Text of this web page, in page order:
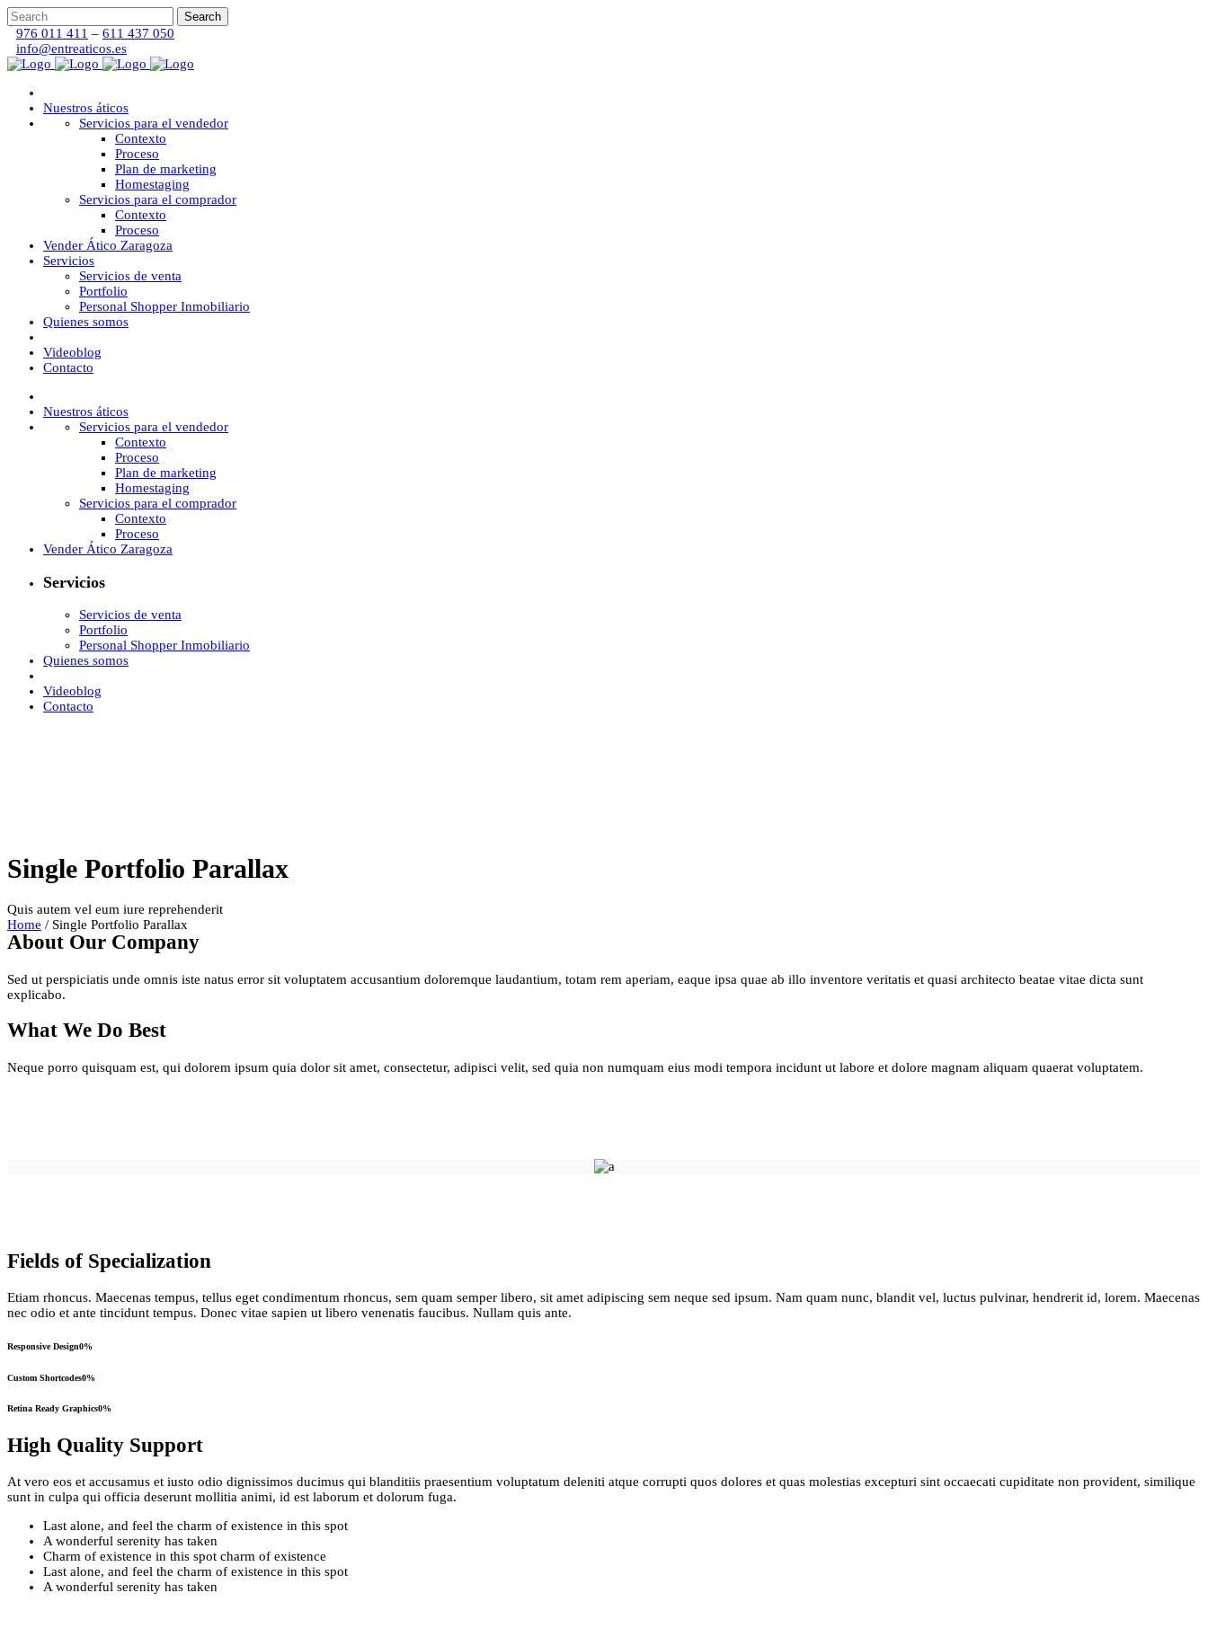
976 011 411 – 611 437 050
info@entreaticos.es
Nuestros áticos
Servicios para el vendedor
Contexto
Proceso
Plan de marketing
Homestaging
Servicios para el comprador
Contexto
Proceso
Vender Ático Zaragoza
Servicios
Servicios de venta
Portfolio
Personal Shopper Inmobiliario
Quienes somos
Videoblog
Contacto
Nuestros áticos
Servicios para el vendedor
Contexto
Proceso
Plan de marketing
Homestaging
Servicios para el comprador
Contexto
Proceso
Vender Ático Zaragoza
Servicios
Servicios de venta
Portfolio
Personal Shopper Inmobiliario
Quienes somos
Videoblog
Contacto
Single Portfolio Parallax
Quis autem vel eum iure reprehenderit
Home / Single Portfolio Parallax
About Our Company
Sed ut perspiciatis unde omnis iste natus error sit voluptatem accusantium doloremque laudantium, totam rem aperiam, eaque ipsa quae ab illo inventore veritatis et quasi architecto beatae vitae dicta sunt
explicabo.
What We Do Best
Neque porro quisquam est, qui dolorem ipsum quia dolor sit amet, consectetur, adipisci velit, sed quia non numquam eius modi tempora incidunt ut labore et dolore magnam aliquam quaerat voluptatem.
Fields of Specialization
Etiam rhoncus. Maecenas tempus, tellus eget condimentum rhoncus, sem quam semper libero, sit amet adipiscing sem neque sed ipsum. Nam quam nunc, blandit vel, luctus pulvinar, hendrerit id, lorem. Maecenas
nec odio et ante tincidunt tempus. Donec vitae sapien ut libero venenatis faucibus. Nullam quis ante.
Responsive Design0%
Custom Shortcodes0%
Retina Ready Graphics0%
High Quality Support
At vero eos et accusamus et iusto odio dignissimos ducimus qui blanditiis praesentium voluptatum deleniti atque corrupti quos dolores et quas molestias excepturi sint occaecati cupiditate non provident, similique
sunt in culpa qui officia deserunt mollitia animi, id est laborum et dolorum fuga.
Last alone, and feel the charm of existence in this spot
A wonderful serenity has taken
Charm of existence in this spot charm of existence
Last alone, and feel the charm of existence in this spot
A wonderful serenity has taken